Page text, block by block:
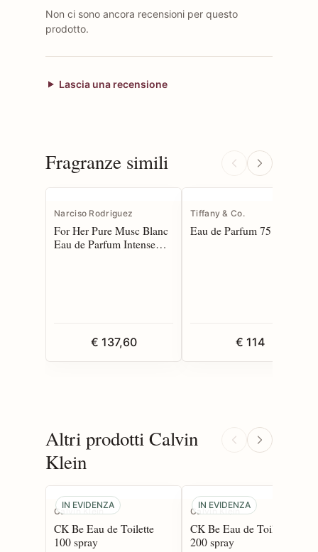
Non ci sono ancora recensioni per questo
prodotto.
Lascia una recensione
Fragranze simili
Narciso Rodriguez
For Her Pure Musc Blanc
Eau de Parfum Intense
€ 137,60
Tiffany & Co.
Eau de Parfum 75 spray
€ 114
Altri prodotti Calvin
Klein
IN EVIDENZA
Calvin Klein
CK Be Eau de Toilette
100 spray
IN EVIDENZA
Calvin Klein
CK Be Eau de Toilette
200 spray